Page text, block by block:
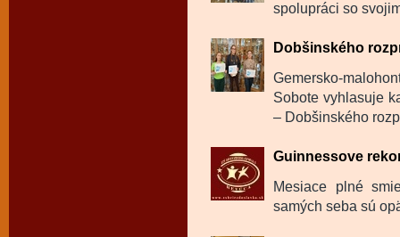
spolupráci so
Dobšinského
Gemersko-
Sobote vyhlasuje
– Dobšinského
Guinnessove
Mesiace plné
samých seba sú